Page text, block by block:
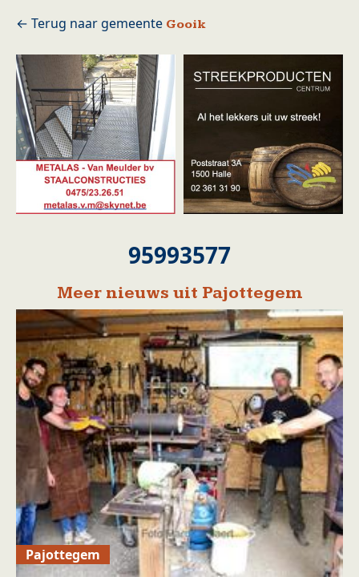
Gooik
95993577
Meer nieuws uit Pajottegem
Pajottegem